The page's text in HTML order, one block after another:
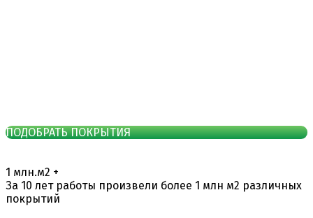
ПОДОБРАТЬ ПОКРЫТИЯ
1 млн.м2 +
За 10 лет работы произвели более 1 млн м2 различных
покрытий